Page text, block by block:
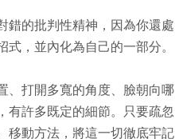
錯的批判性精神，因為你還處
，並內化為自己的一部分。
、打開多寬的角度、臉朝向哪
有許多既定的細節。只要疏忽
移動方法，將這一切徹底牢記